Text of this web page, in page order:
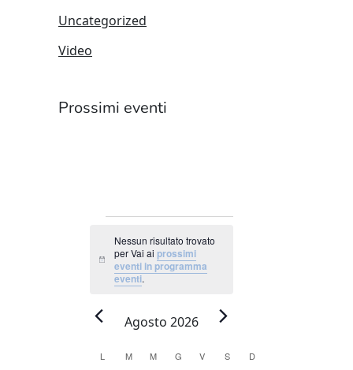
Uncategorized
Video
Prossimi eventi
EVENTI
Notice
Nessun risultato trovato
per Vai aiprossimi
eventi in programma
eventi.
Agosto 2026
Calendario
L LUNEDÌ
MMARTEDÌ
M MERCOLEDÌ
G GIOVEDÌ
V VENERDÌ
SSABATO
D